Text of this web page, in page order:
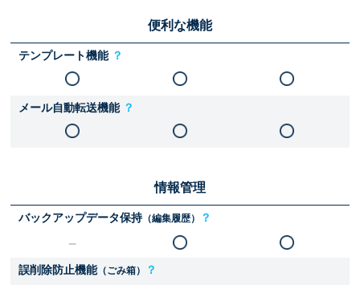
便利な機能
テンプレート機能 ？
メール自動転送機能 ？
情報管理
バックアップデータ保持（編集履歴） ？
誤削除防止機能（ごみ箱） ？